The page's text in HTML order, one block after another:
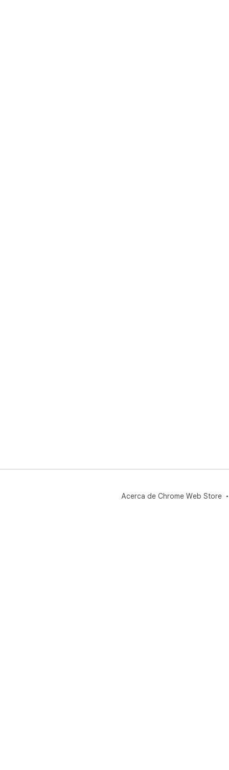
Acerca de Chrome Web Store